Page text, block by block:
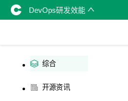
DevOps研发效能
综合
开源资讯